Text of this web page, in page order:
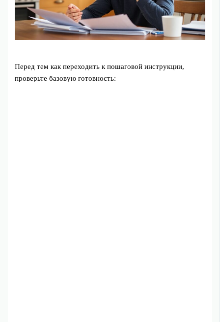
Перед тем как переходить к пошаговой инструкции,
проверьте базовую готовность: